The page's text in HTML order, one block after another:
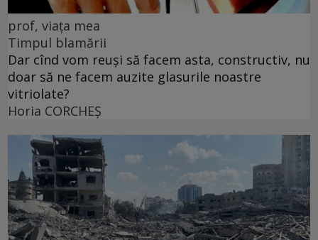
prof, viața mea
Timpul blamării
Dar cînd vom reuși să facem asta, constructiv, nu
doar să ne facem auzite glasurile noastre
vitriolate?
Horia CORCHEŞ